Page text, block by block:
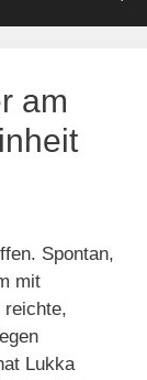
am
Spontan,
mit
reichte,
Lukka